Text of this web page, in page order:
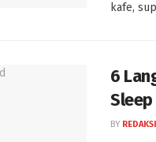
kafe,
6
BY REDAKSI